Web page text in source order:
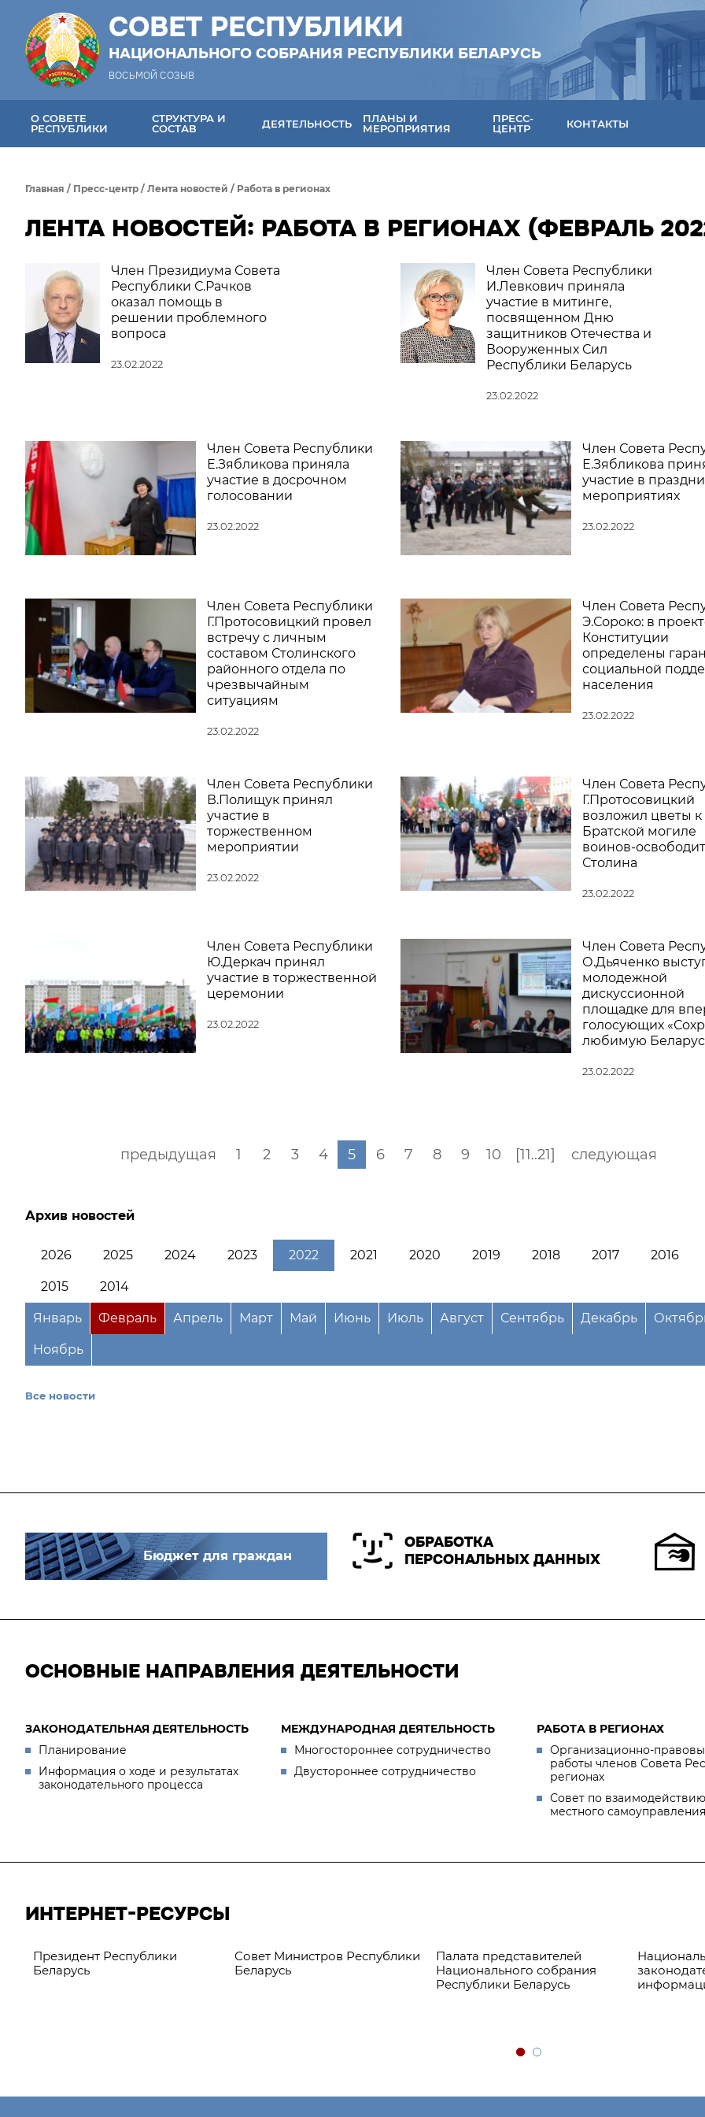
СОВЕТ РЕСПУБЛИКИ
НАЦИОНАЛЬНОГО СОБРАНИЯ РЕСПУБЛИКИ БЕЛАРУСЬ
ВОСЬМОЙ СОЗЫВ
О СОВЕТЕ
РЕСПУБЛИКИ
СТРУКТУРА И
СОСТАВ
ДЕЯТЕЛЬНОСТЬ
ПЛАНЫ И
МЕРОПРИЯТИЯ
ПРЕСС-
ЦЕНТР
КОНТАКТЫ
Главная / Пресс-центр / Лента новостей / Работа в регионах
ЛЕНТА НОВОСТЕЙ: РАБОТА В РЕГИОНАХ (ФЕВРАЛЬ
Член Президиума Совета
Республики С.Рачков
оказал помощь в
решении проблемного
вопроса
23.02.2022
Член Совета Республики
И.Левкович приняла
участие в митинге,
посвященном Дню
защитников Отечества и
Вооруженных Сил
Республики Беларусь
23.02.2022
Член Совета Республики
Е.Зябликова приняла
участие в досрочном
голосовании
23.02.2022
Член Совета
Е.Зябликова
участие в
мероприятиях
23.02.2022
Член Совета Республики
Г.Протосовицкий провел
встречу с личным
составом Столинского
районного отдела по
чрезвычайным
ситуациям
23.02.2022
Член Совета
Э.Сороко: в
Конституции
определены
социальной
населения
23.02.2022
Член Совета Республики
В.Полищук принял
участие в
торжественном
мероприятии
23.02.2022
Член Совета
Г.Протосовицкий
возложил цветы к
Братской могиле
воинов-
Столина
23.02.2022
Член Совета Республики
Ю.Деркач принял
участие в торжественной
церемонии
23.02.2022
Член Совета
О.Дьяченко
молодежной
дискуссионной
площадке для
голосующих
любимую
23.02.2022
предыдущая 1 2 3 4 5 6 7 8 9 10 [11..21] следующая
Архив новостей
2026 2025 2024 2023 2022 2021 2020 2019 2018 2017 2016
2015 2014
Январь Февраль Апрель Март Май Июнь Июль Август Сентябрь Декабрь
Ноябрь
Все новости
Бюджет для граждан
ОБРАБОТКА
ПЕРСОНАЛЬНЫХ ДАННЫХ
ОСНОВНЫЕ НАПРАВЛЕНИЯ ДЕЯТЕЛЬНОСТИ
ЗАКОНОДАТЕЛЬНАЯ ДЕЯТЕЛЬНОСТЬ
Планирование
Информация о ходе и результатах
законодательного процесса
МЕЖДУНАРОДНАЯ ДЕЯТЕЛЬНОСТЬ
Многостороннее сотрудничество
Двустороннее сотрудничество
РАБОТА В РЕГИОНАХ
Организационно-
работы членов Совета
регионах
Совет по
местного самоуправления
ИНТЕРНЕТ-РЕСУРСЫ
Президент Республики
Беларусь
Совет Министров Республики
Беларусь
Палата представителей
Национального собрания
Республики Беларусь